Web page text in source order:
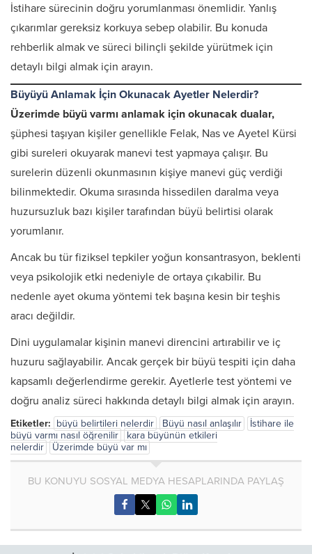
İstihare sürecinin doğru yorumlanması önemlidir. Yanlış
çıkarımlar gereksiz korkuya sebep olabilir. Bu konuda
rehberlik almak ve süreci bilinçli şekilde yürütmek için
detaylı bilgi almak için arayın.
Büyüyü Anlamak İçin Okunacak Ayetler Nelerdir?
Üzerimde büyü varmı anlamak için okunacak dualar,
şüphesi taşıyan kişiler genellikle Felak, Nas ve Ayetel Kürsi
gibi sureleri okuyarak manevi test yapmaya çalışır. Bu
surelerin düzenli okunmasının kişiye manevi güç verdiği
bilinmektedir. Okuma sırasında hissedilen daralma veya
huzursuzluk bazı kişiler tarafından büyü belirtisi olarak
yorumlanır.
Ancak bu tür fiziksel tepkiler yoğun konsantrasyon, beklenti
veya psikolojik etki nedeniyle de ortaya çıkabilir. Bu
nedenle ayet okuma yöntemi tek başına kesin bir teşhis
aracı değildir.
Dini uygulamalar kişinin manevi direncini artırabilir ve iç
huzuru sağlayabilir. Ancak gerçek bir büyü tespiti için daha
kapsamlı değerlendirme gerekir. Ayetlerle test yöntemi ve
doğru analiz süreci hakkında detaylı bilgi almak için arayın.
Etiketler: büyü belirtileri nelerdir Büyü nasıl anlaşılır
İstihare ile
büyü varmı nasıl öğrenilir
kara büyünün etkileri
nelerdir
Üzerimde büyü var mı
BU KONUYU SOSYAL MEDYA HESAPLARINDA PAYLAŞ